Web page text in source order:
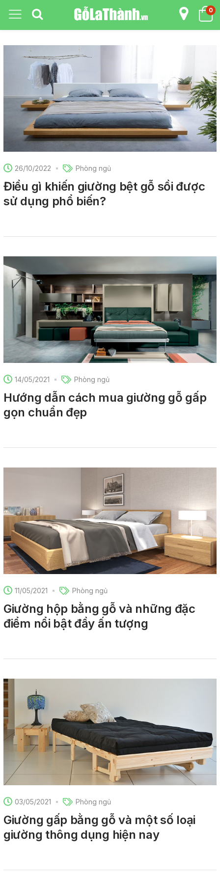
0
26/10/2022 Phòng ngủ
Điều gì khiến giường bệt gỗ sồi được
sử dụng phổ biến?
14/05/2021 Phòng ngủ
Hướng dẫn cách mua giường gỗ gấp
gọn chuẩn đẹp
11/05/2021 Phòng ngủ
Giường hộp bằng gỗ và những đặc
điểm nổi bật đầy ấn tượng
03/05/2021 Phòng ngủ
Giường gấp bằng gỗ và một số loại
giường thông dụng hiện nay